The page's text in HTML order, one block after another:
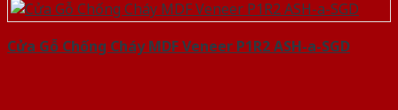
Cửa Gỗ Chống Cháy MDF Veneer P1R2 ASH-a-SGD